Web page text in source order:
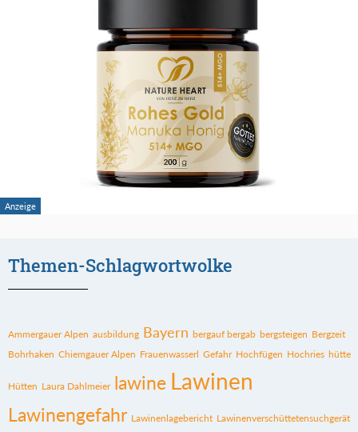
Themen-Schlagwortwolke
Ammergauer Alpen ausbildung Bayern bergauf bergab bergsteigen Bergzeit
Bohrhaken Chiemgauer Alpen Frauenwasserl Gefahr Hochfügen Hochries hütte
Hütten Laura Dahlmeier lawine Lawinen
Lawinengefahr Lawinenlagebericht Lawinenverschüttetensuchgerät